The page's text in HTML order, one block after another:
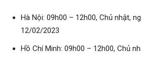
Hà Nội: 09h00 – 12h00, Chủ nhật,
12/02/
Hồ Chí Minh: 09h00 – 12h00, Chủ